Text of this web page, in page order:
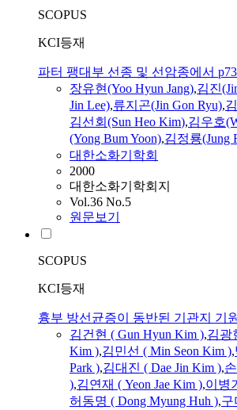
SCOPUS
KCI등재
파터 팽대부 선종 및 선암종에서
장유현(Yoo Hyun Jang),김진
Jin Lee),류지곤(Jin Gon Ryu),김
김선회(Sun Heo Kim),김우호
(Yong Bum Yoon),김정룡(Jung
대한소화기학회
2000
대한소화기학회지
Vol.36 No.5
원문보기
SCOPUS
KCI등재
흉부 방선균증이 동반된 기관지 기
김건현 ( Gun Hyun Kim ),김광
Kim ),김민선 ( Min Seon Kim ),
Park ),김대진 ( Dae Jin Kim ),
),김연재 ( Yeon Jae Kim ),이병
허동명 ( Dong Myung Huh ),구